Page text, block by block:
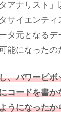
アナリスト」
サイエンティ
タ元となるデ
能になったの
、パワーピボ
コードを書か
うになったか